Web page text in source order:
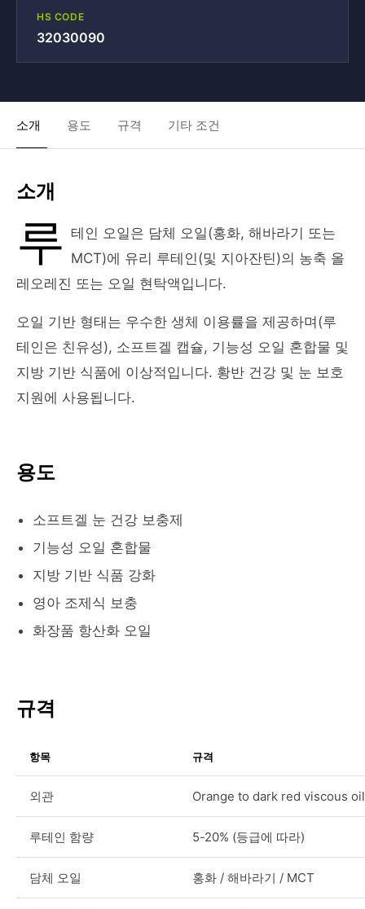
HS CODE
32030090
소개 용도 규격 기타 조건
소개
루 테인 오일은 담체 오일(홍화, 해바라기 또는
MCT)에 유리 루테인(및 지아잔틴)의 농축 올
레오레진 또는 오일 현탁액입니다.
오일 기반 형태는 우수한 생체 이용률을 제공하며(루
테인은 친유성), 소프트겔 캡슐, 기능성 오일 혼합물 및
지방 기반 식품에 이상적입니다. 황반 건강 및 눈 보호
지원에 사용됩니다.
용도
소프트겔 눈 건강 보충제
기능성 오일 혼합물
지방 기반 식품 강화
영아 조제식 보충
화장품 항산화 오일
규격
항목 규격
외관 Orange to dark red viscous oil
루테인 함량 5-20% (등급에 따라)
담체 오일 홍화 / 해바라기 / MCT